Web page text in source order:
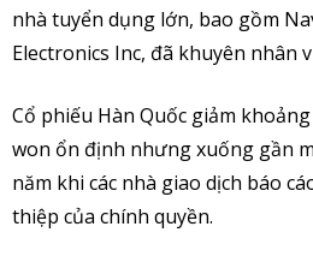
nhà tuyển dụng lớn, bao gồm
Electronics Inc, đã khuyên nhân
Cổ phiếu Hàn Quốc giảm
won ổn định nhưng xuống gần
năm khi các nhà giao dịch báo
thiệp của chính quyền.